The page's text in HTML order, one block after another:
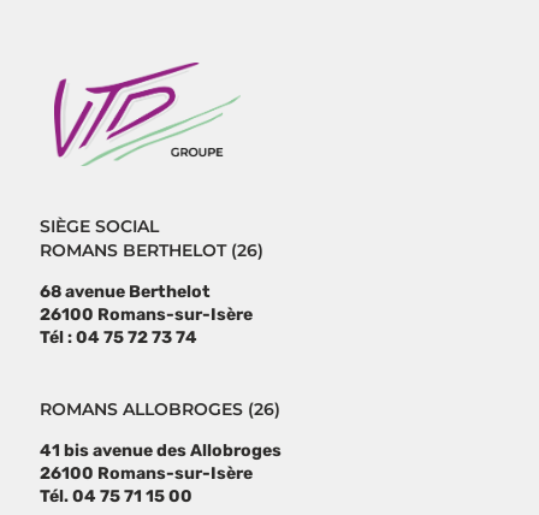
SIÈGE SOCIAL
ROMANS BERTHELOT (26)
68 avenue Berthelot
26100 Romans-sur-Isère
Tél : 04 75 72 73 74
ROMANS ALLOBROGES (26)
41 bis avenue des Allobroges
26100 Romans-sur-Isère
Tél. 04 75 71 15 00